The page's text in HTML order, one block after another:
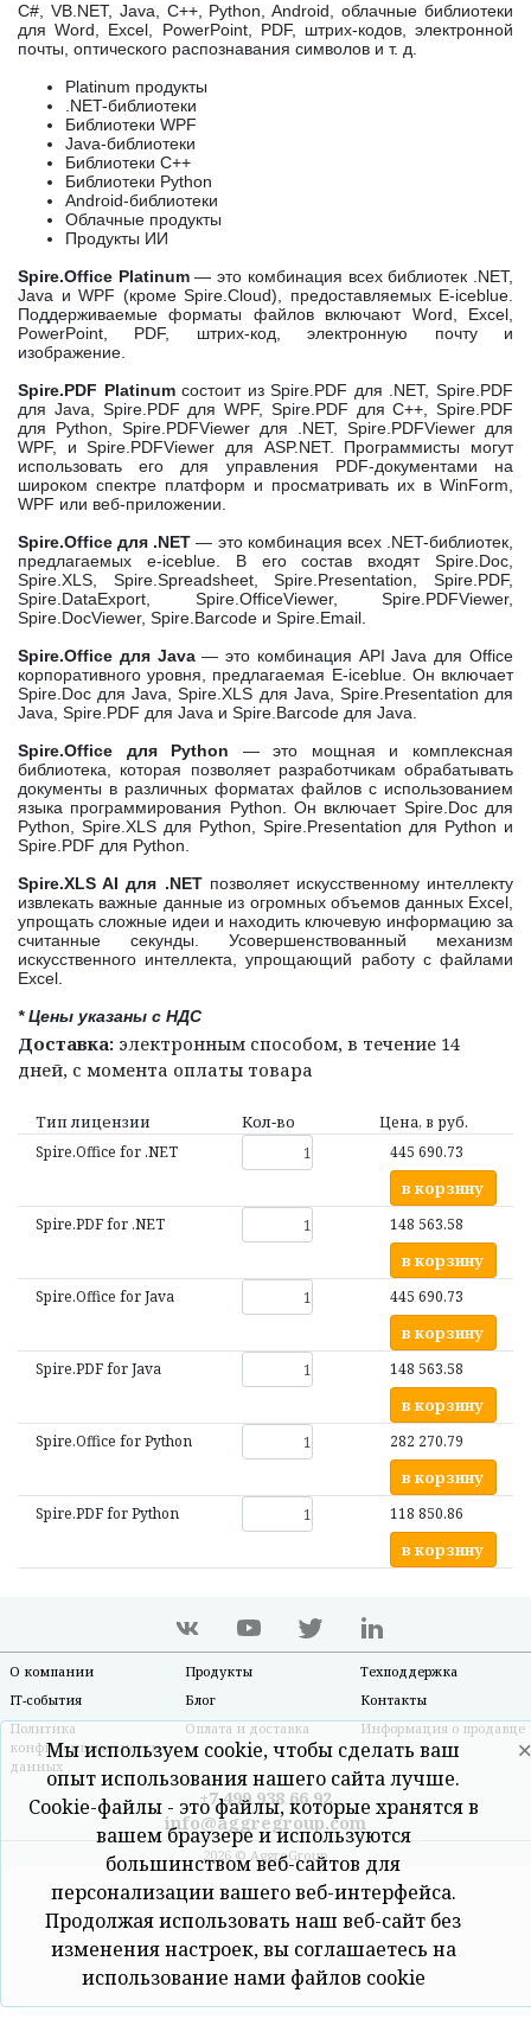
C#, VB.NET, Java, C++, Python, Android, облачные библиотеки
для Word, Excel, PowerPoint, PDF, штрих-кодов, электронной
почты, оптического распознавания символов и т. д.
Platinum продукты
.NET-библиотеки
Библиотеки WPF
Java-библиотеки
Библиотеки С++
Библиотеки Python
Android-библиотеки
Облачные продукты
Продукты ИИ
Spire.Office Platinum— это комбинация всех библиотек .NET,
Java и WPF (кроме Spire.Cloud), предоставляемых E-iceblue.
Поддерживаемые форматы файлов включают Word, Excel,
PowerPoint, PDF, штрих-код, электронную почту и
изображение.
Spire.PDF Platinumсостоит из Spire.PDF для .NET, Spire.PDF
для Java, Spire.PDF для WPF, Spire.PDF для C++, Spire.PDF
для Python, Spire.PDFViewer для .NET, Spire.PDFViewer для
WPF, и Spire.PDFViewer для ASP.NET. Программисты могут
использовать его для управления PDF-документами на
широком спектре платформ и просматривать их в WinForm,
WPF или веб-приложении.
Spire.Office для .NET — это комбинация всех .NET-библиотек,
предлагаемых e-iceblue. В его состав входят Spire.Doc,
Spire.XLS, Spire.Spreadsheet, Spire.Presentation, Spire.PDF,
Spire.DataExport, Spire.OfficeViewer, Spire.PDFViewer,
Spire.DocViewer, Spire.Barcode и Spire.Email.
Spire.Office для Java— это комбинация API Java для Office
корпоративного уровня, предлагаемая E-iceblue. Он включает
Spire.Doc для Java, Spire.XLS для Java, Spire.Presentation для
Java, Spire.PDF для Java и Spire.Barcode для Java.
Spire.Office для Python — это мощная и комплексная
библиотека, которая позволяет разработчикам обрабатывать
документы в различных форматах файлов с использованием
языка программирования Python. Он включает Spire.Doc для
Python, Spire.XLS для Python, Spire.Presentation для Python и
Spire.PDF для Python.
Spire.XLS AI для .NETпозволяет искусственному интеллекту
извлекать важные данные из огромных объемов данных Excel,
упрощать сложные идеи и находить ключевую информацию за
считанные секунды. Усовершенствованный механизм
искусственного интеллекта, упрощающий работу с файлами
Excel.
* Цены указаны с НДС
Доставка: электронным способом, в течение 14
дней, с момента оплаты товара
Тип лицензии Кол‑во
Цена, в руб.
Spire.Office for .NET
445 690.73
в корзину
Spire.PDF for .NET 148 563.58
в корзину
Spire.Office for Java 445 690.73
в корзину
Spire.PDF for Java 148 563.58
в корзину
Spire.Office for Python 282 270.79
в корзину
Spire.PDF for Python 118 850.86
в корзину
+7 499 938 66 92
info@aggregroup.com
О компании Продукты
Техподдержка
IT-события
Блог
Контакты
Политика
конфиденциальности
данных
Оплата и доставка Информация о продавце
2026 © AggreGroup
Мы используем cookie, чтобы сделать ваш
опыт использования нашего сайта лучше.
Cookie-файлы - это файлы, которые хранятся в
вашем браузере и используются
большинством веб-сайтов для
персонализации вашего веб-интерфейса.
Продолжая использовать наш веб-сайт без
изменения настроек, вы соглашаетесь на
использование нами файлов cookie